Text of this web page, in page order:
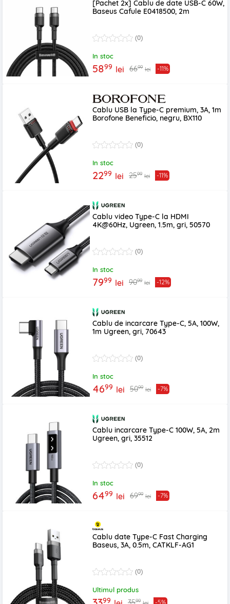
[Pachet 2x] Cablu de date USB-C 60W,
Baseus Cafule E0418500, 2m
(0)
In stoc
5899 lei 6699 lei -11%
Cablu USB la Type-C premium, 3A, 1m
Borofone Beneficio, negru, BX110
(0)
In stoc
2299 lei 2599 lei -11%
Cablu video Type-C la HDMI
4K@60Hz, Ugreen, 1.5m, gri, 50570
(0)
In stoc
7999 lei 9099 lei -12%
Cablu de incarcare Type-C, 5A, 100W,
1m Ugreen, gri, 70643
(0)
In stoc
4699 lei 5099 lei -7%
Cablu incarcare Type-C 100W, 5A, 2m
Ugreen, gri, 35512
(0)
In stoc
6499 lei 6999 lei -7%
Cablu date Type-C Fast Charging
Baseus, 3A, 0.5m, CATKLF-AG1
(0)
Ultimul produs
99 99 -5%